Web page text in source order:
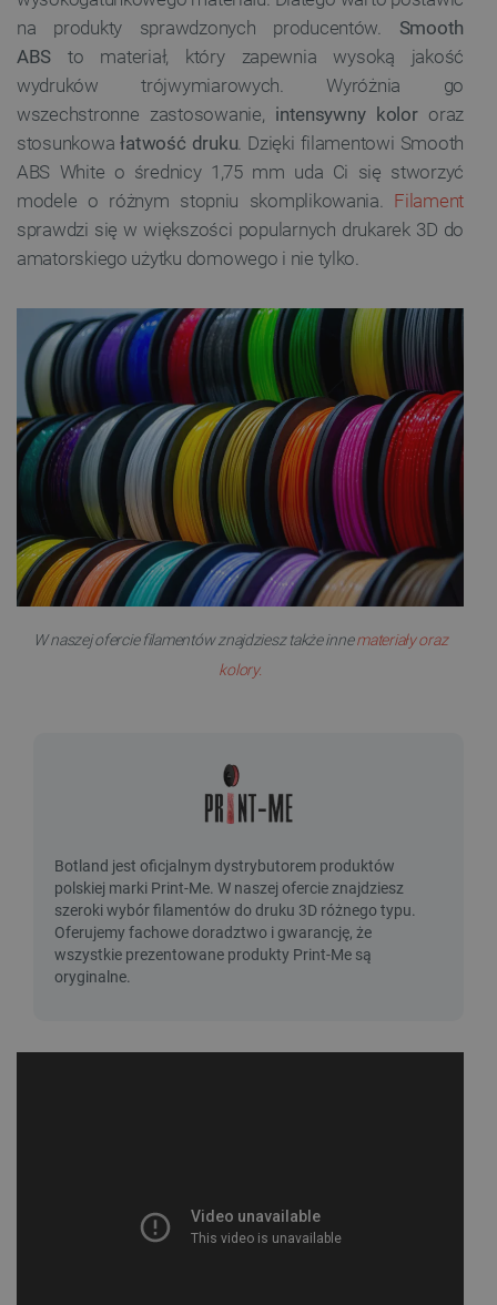
na produkty sprawdzonych producentów. Smooth
ABS to materiał, który zapewnia wysoką jakość
wydruków trójwymiarowych. Wyróżnia go
wszechstronne zastosowanie, intensywny kolororaz
stosunkowałatwość druku. Dzięki filamentowi Smooth
ABS White o średnicy1,75 mm uda Ci się stworzyć
modele o różnym stopniu skomplikowania. Filament
sprawdzi się w większości popularnych drukarek 3D do
amatorskiego użytku domowego i nie tylko.
W naszej ofercie filamentów znajdziesz także innemateriały oraz
kolory.